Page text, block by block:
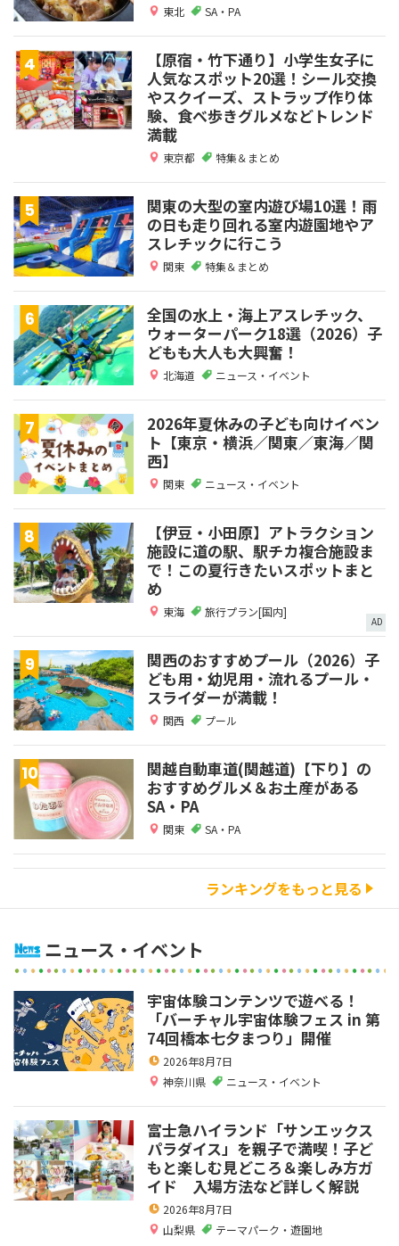
東北 SA・PA
【原宿・竹下通り】小学生女子に
人気なスポット20選！シール交換
やスクイーズ、ストラップ作り体
験、食べ歩きグルメなどトレンド
満載
東京都 特集＆まとめ
関東の大型の室内遊び場10選！雨
の日も走り回れる室内遊園地やア
スレチックに行こう
関東 特集＆まとめ
全国の水上・海上アスレチック、
ウォーターパーク18選（2026）子
どもも大人も大興奮！
北海道 ニュース・イベント
2026年夏休みの子ども向けイベン
ト【東京・横浜／関東／東海／関
西】
関東 ニュース・イベント
【伊豆・小田原】アトラクション
施設に道の駅、駅チカ複合施設ま
で！この夏行きたいスポットまと
め
東海 旅行プラン[国内]
AD
関西のおすすめプール（2026）子
ども用・幼児用・流れるプール・
スライダーが満載！
関西 プール
関越自動車道(関越道)【下り】の
おすすめグルメ＆お土産がある
SA・PA
関東 SA・PA
ランキングをもっと見る
ニュース・イベント
宇宙体験コンテンツで遊べる！
「バーチャル宇宙体験フェス in 第
74回橋本七夕まつり」開催
2026年8月7日
神奈川県
ニュース・イベント
富士急ハイランド「サンエックス
パラダイス」を親子で満喫！子ど
もと楽しむ見どころ＆楽しみ方ガ
イド 入場方法など詳しく解説
2026年8月7日
山梨県
テーマパーク・遊園地